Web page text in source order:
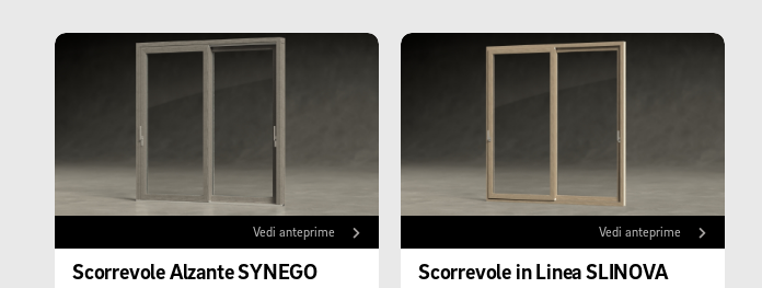
Vedi anteprime
Scorrevole Alzante SYNEGO
Vedi anteprime
Scorrevole in Linea SLINOVA